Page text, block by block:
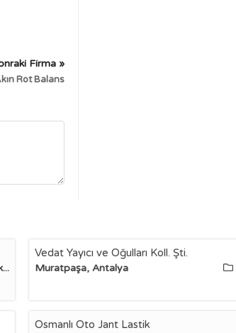
Firma »
Rot Balans
Vedat Yayıcı ve Oğulları Koll. Şti.
Muratpaşa, Antalya
Osmanlı Oto Jant Lastik